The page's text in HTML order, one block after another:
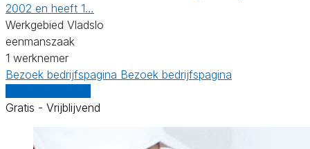
2002 en heeft 1…
Werkgebied Vladslo
eenmanszaak
1 werknemer
Bezoek bedrijfspagina Bezoek bedrijfspagina
Gratis - Vrijblijvend